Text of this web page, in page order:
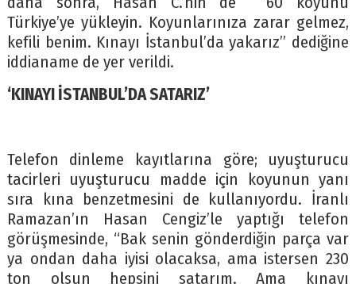
Türkiye’ye yükleyin. Koyunlarınıza zarar gelmez,
kefili benim. Kınayı İstanbul’da yakarız” dediğine
iddianame de yer verildi.
‘KINAYI İSTANBUL’DA SATARIZ’
Telefon dinleme kayıtlarına göre; uyuşturucu
tacirleri uyuşturucu madde için koyunun yanı
sıra kına benzetmesini de kullanıyordu. İranlı
Ramazan’ın Hasan Cengiz’le yaptığı telefon
görüşmesinde, “Bak senin gönderdiğin parça var
ya ondan daha iyisi olacaksa, ama istersen 230
ton olsun hepsini satarım. Ama kınayı